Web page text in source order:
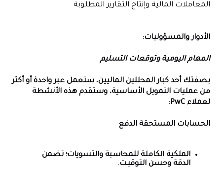
المعاملات المالية وإنتاج التقارير المطلوبة
الأدوار والمسؤوليات:
المهام اليومية وتوقعات التسليم
بصفتك أحد كبار المحللين الماليين، ستعمل عبر واحدة أو أكثر
من عمليات التمويل الأساسية، وستقدم هذه الأنشطة
لعملاء PwC:
الحسابات المستحقة الدفع
الملكية الكاملة للمحاسبة والتسويات؛ تضمن
الدقة وحسن التوقيت.